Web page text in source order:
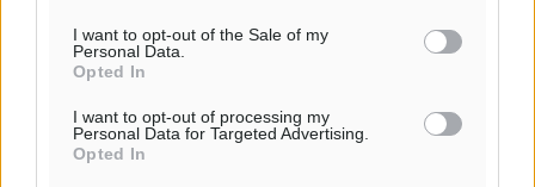
I want to opt-out of the Sale of my
Personal Data.
Opted In
I want to opt-out of processing my
Personal Data for Targeted Advertising.
Opted In